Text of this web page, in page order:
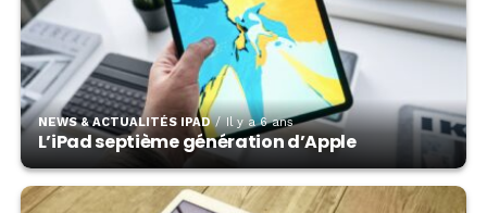
NEWS & ACTUALITÉS IPAD Il y a 6 ans
L’iPad septième génération d’Apple